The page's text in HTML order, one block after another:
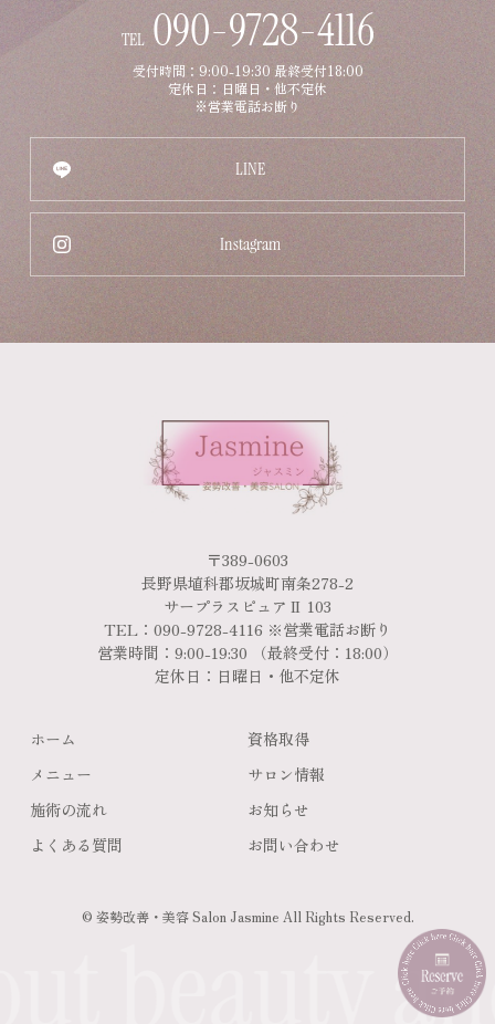
TEL090-9728-4116
受付時間：9:00-19:30 最終受付18:00
定休日：日曜日・他不定休
※営業電話お断り
LINE
Instagram
〒389-0603
長野県埴科郡坂城町南条278-2
サープラスピュアⅡ 103
TEL：090-9728-4116 ※営業電話お断り
営業時間：9:00-19:30 （最終受付：18:00）
定休日：日曜日・他不定休
ホーム
メニュー
施術の流れ
よくある質問
資格取得
サロン情報
お知らせ
お問い合わせ
© 姿勢改善・美容 Salon Jasmine All Rights Reserved.
beauty